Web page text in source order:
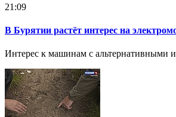
21:09
В Бурятии растёт интерес на
Интерес к машинам с альтернативными